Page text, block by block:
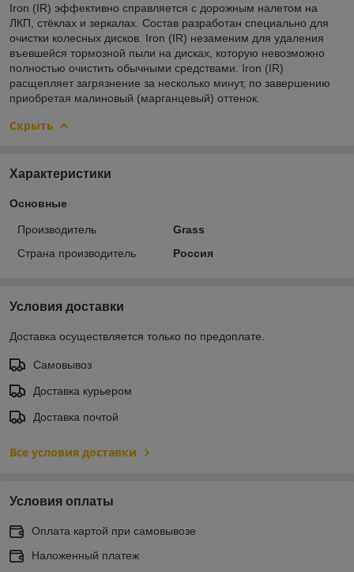
Iron (IR) эффективно справляется с дорожным налетом на
ЛКП, стёклах и зеркалах. Состав разработан специально для
очистки колесных дисков. Iron (IR) незаменим для удаления
въевшейся тормозной пыли на дисках, которую невозможно
полностью очистить обычными средствами. Iron (IR)
расщепляет загрязнение за несколько минут, по завершению
приобретая малиновый (марганцевый) оттенок.
Скрыть
Характеристики
Основные
Производитель
Grass
Страна производитель
Россия
Условия доставки
Доставка осуществляется только по предоплате.
Самовывоз
Доставка курьером
Доставка почтой
Все условия доставки
Условия оплаты
Оплата картой при самовывозе
Наложенный платеж